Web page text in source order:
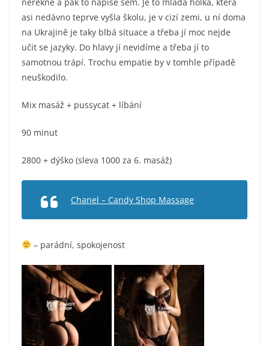
asi nedávno teprve vyšla školu, je v cizí zemi, u ní doma
na Ukrajině je taky blbá situace a třeba jí moc nejde
učit se jazyky. Do hlavy jí nevidíme a třeba jí to
samotnou trápí. Trochu empatie by v tomhle případě
neuškodilo.
Mix masáž + pussycat + líbání
90 minut
2800 + dýško (sleva 1000 za 6. masáž)
Chanel – Candy Shop Massage
– parádní, spokojenost